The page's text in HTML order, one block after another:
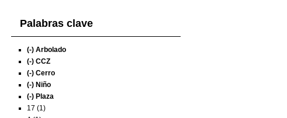
Palabras clave
(-) Arbolado
(-) CCZ
(-) Cerro
(-) Niño
(-) Plaza
17 (1)